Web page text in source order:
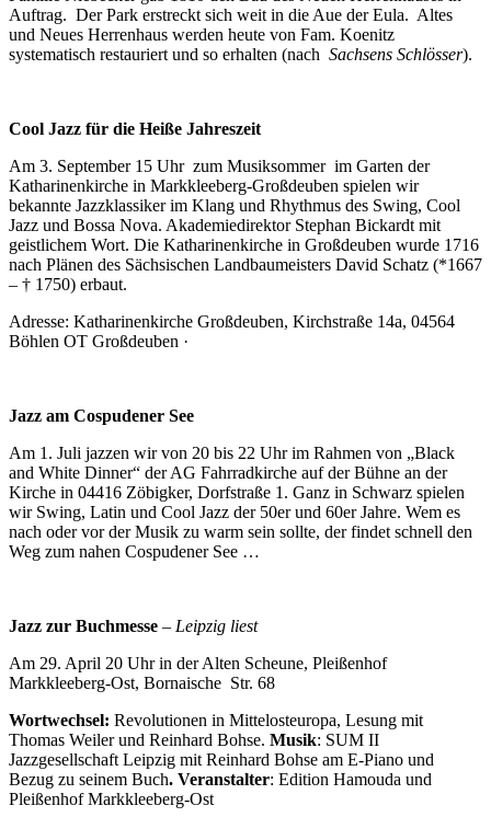
Auftrag. Der Park erstreckt sich weit in die Aue der Eula. Altes
und Neues Herrenhaus werden heute von Fam. Koenitz
systematisch restauriert und so erhalten (nach Sachsens Schlösser).
Cool Jazz für die Heiße Jahreszeit
Am 3. September 15 Uhr zum Musiksommer im Garten der
Katharinenkirche in Markkleeberg-Großdeuben spielen wir
bekannte Jazzklassiker im Klang und Rhythmus des Swing, Cool
Jazz und Bossa Nova. Akademiedirektor Stephan Bickardt mit
geistlichem Wort. Die Katharinenkirche in Großdeuben wurde 1716
nach Plänen des Sächsischen Landbaumeisters David Schatz (*1667
– † 1750) erbaut.
Adresse: Katharinenkirche Großdeuben, Kirchstraße 14a, 04564
Böhlen OT Großdeuben ·
Jazz am Cospudener See
Am 1. Juli jazzen wir von 20 bis 22 Uhr im Rahmen von „Black
and White Dinner“ der AG Fahrradkirche auf der Bühne an der
Kirche in 04416 Zöbigker, Dorfstraße 1. Ganz in Schwarz spielen
wir Swing, Latin und Cool Jazz der 50er und 60er Jahre. Wem es
nach oder vor der Musik zu warm sein sollte, der findet schnell den
Weg zum nahen Cospudener See …
Jazz zur Buchmesse – Leipzig liest
Am 29. April 20 Uhr in der Alten Scheune, Pleißenhof
Markkleeberg-Ost, Bornaische Str. 68
Wortwechsel: Revolutionen in Mittelosteuropa, Lesung mit
Thomas Weiler und Reinhard Bohse. Musik: SUM II
Jazzgesellschaft Leipzig mit Reinhard Bohse am E-Piano und
Bezug zu seinem Buch. Veranstalter: Edition Hamouda und
Pleißenhof Markkleeberg-Ost